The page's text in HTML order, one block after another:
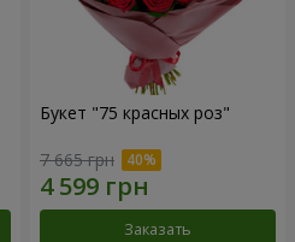
Букет "75 красных роз"
7 665 грн
Заказать